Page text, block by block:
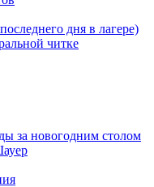
дня в лагере)
читке
за новогодним столом